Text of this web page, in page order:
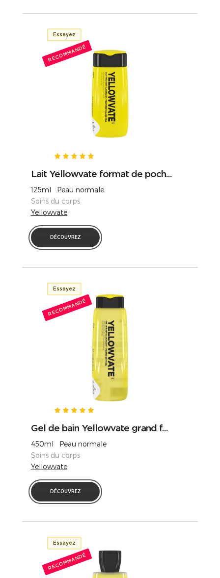
Essayez
RECOMMANDÉ
Lait Yellowvate format de poch...
125ml Peau normale
Soins du corps
Yellowvate
DÉCOUVREZ
Essayez
RECOMMANDÉ
Gel de bain Yellowvate grand f...
450ml Peau normale
Soins du corps
Yellowvate
DÉCOUVREZ
Essayez
RECOMMANDÉ